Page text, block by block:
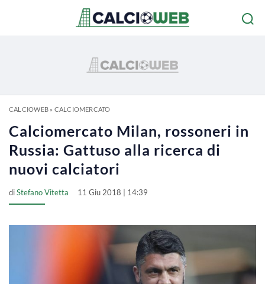
CALCIOWEB» CALCIOMERCATO
Calciomercato Milan, rossoneri in
Russia: Gattuso alla ricerca di
nuovi calciatori
diStefano Vitetta 11 Giu 2018 | 14:39